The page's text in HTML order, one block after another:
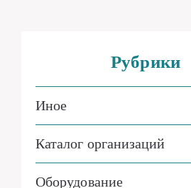
Рубрики
Иное
Каталог организаций
Оборудование